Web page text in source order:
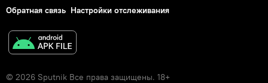
Обратная связь Настройки отслеживания
© 2026 Sputnik Все права защищены. 18+